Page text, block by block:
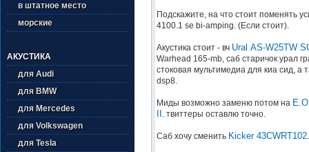
в штатное место
морские
АКУСТИКА
для Audi
для BMW
для Mercedes
для Volkswagen
для Tesla
Подскажите, на что стоит поменять
4100.1 se bi-amping. (Если стоит).
Акустика стоит - вч Ural AS-W25TW
Warhead 165-mb, саб старичок урал
стоковая мультимедиа для киа сид, а
dsp8.
Миды возможно заменю потом на
. твиттеры оставлю точно.
Саб хочу сменить Kicker 43CWRT102.